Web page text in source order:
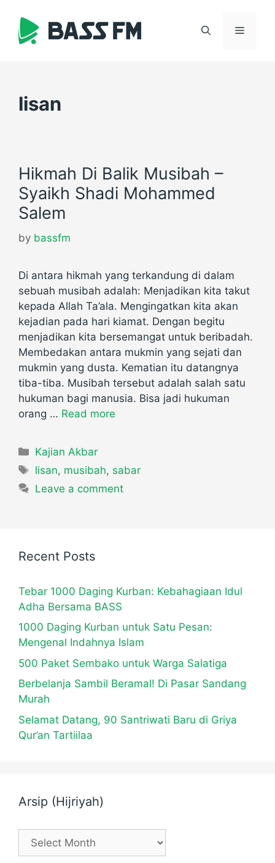
content
Menu
lisan
Hikmah Di Balik Musibah –
Syaikh Shadi Mohammed
Salem
by bassfm
Di antara hikmah yang terkandung di dalam
sebuah musibah adalah: Menjadikan kita takut
kepada Allah Ta’ala. Mengingatkan kita akan
kejadian pada hari kiamat. Dengan begitu
menjadikan kita bersemangat untuk beribadah.
Membedakan antara mukmin yang sejati dan
mukmin yang dusta. Kematian itu datangnya
tiba-tiba. Musibah tersebut adalah salah satu
hukuman bagi manusia. Bisa jadi hukuman
orang … Read more
Categories
Kajian Akbar
Tags
lisan, musibah, sabar
Leave a comment
Recent Posts
Tebar 1000 Daging Kurban: Kebahagiaan Idul
Adha Bersama BASS
1000 Daging Kurban untuk Satu Pesan:
Mengenal Indahnya Islam
500 Paket Sembako untuk Warga Salatiga
Berbelanja Sambil Beramal! Di Pasar Sandang
Murah
Selamat Datang, 90 Santriwati Baru di Griya
Qur’an Tartiilaa
Arsip (Hijriyah)
Arsip
(Hijriyah)